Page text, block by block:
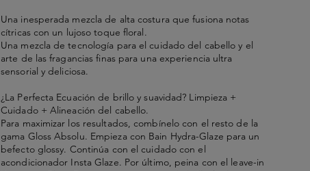
Una inesperada mezcla de alta costura que fusiona notas
cítricas con un lujoso toque floral.
Una mezcla de tecnología para el cuidado del cabello y el
arte de las fragancias finas para una experiencia ultra
sensorial y deliciosa.
¿La Perfecta Ecuación de brillo y suavidad? Limpieza +
Cuidado + Alineación del cabello.
Para maximizar los resultados, combínelo con el resto de la
gama Gloss Absolu. Empieza con Bain Hydra-Glaze para un
befecto glossy. Continúa con el cuidado con el
acondicionador Insta Glaze. Por último, peina con el leave-in